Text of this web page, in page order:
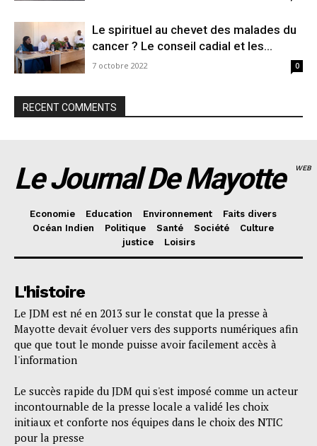
Le spirituel au chevet des malades du
cancer ? Le conseil cadial et les...
7 octobre 2022 0
RECENT COMMENTS
Le Journal De Mayotte WEB
Economie Education Environnement
Faits divers
Océan Indien
Politique Santé Société
Culture
justice
Loisirs
L'histoire
Le JDM est né en 2013 sur le constat que la presse à
Mayotte devait évoluer vers des supports numériques afin
que que tout le monde puisse avoir facilement accès à
l'information
Le succès rapide du JDM qui s'est imposé comme un acteur
incontournable de la presse locale a validé les choix
initiaux et conforte nos équipes dans le choix des NTIC
pour la presse